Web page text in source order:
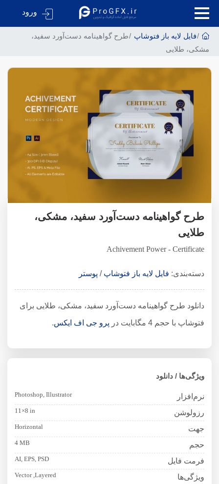
ورود
فایل لایه باز فتوشاپ
طرح گواهینامه دست‌آورد سفید،
مشکی، طلایی
طرح گواهینامه دست‌آورد سفید، مشکی،
طلایی
Achivement Power - Certificate
دسته‌بندی: فایل لایه باز فتوشاپ / پوستر
دانلود طرح گواهینامه دست‌آورد سفید، مشکی، طلایی برای
فتوشاپ با حجم 4 مگابایت در پرو جی اف ایکس.
ویژگی‌ها / دانلود
نرم‌افزار Photoshop, Illustrator
رزولوشن 11×8 in
جهت Horizontal
حجم 4 MB
فرمت فایل AI, EPS, PSD
ویژگی‌ها Vector ,Layered